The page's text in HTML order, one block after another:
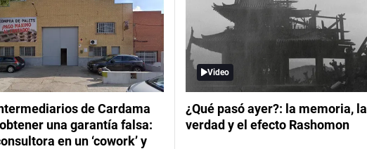
de Cardama
una garantía falsa:
en un ‘cowork’ y
Video
¿Qué pasó ayer?: la memoria, la
verdad y el efecto Rashomon